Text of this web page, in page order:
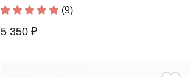
(9)
5 350 ₽